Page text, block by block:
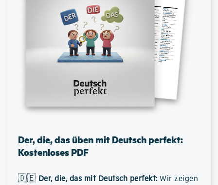
Der, die, das üben mit Deutsch perfekt:
Kostenloses PDF
🇩🇪 Der, die, das mit Deutsch perfekt: Wir zeigen